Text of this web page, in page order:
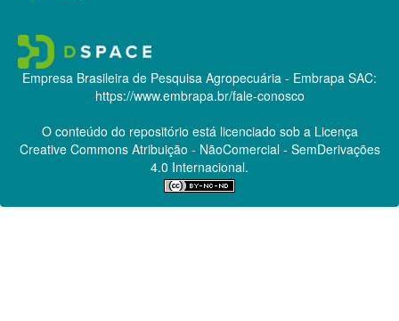
Empresa Brasileira de Pesquisa Agropecuária - Embrapa SAC:
https://www.embrapa.br/fale-conosco
O conteúdo do repositório está licenciado sob a Licença
Creative CommonsAtribuição - NãoComercial - SemDerivações
4.0 Internacional.